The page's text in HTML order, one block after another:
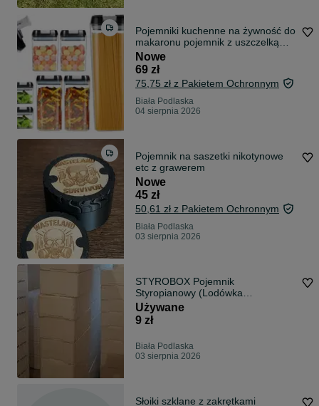
Pojemniki kuchenne na żywność do
makaronu pojemnik z uszczelką
zestaw 7 szt
Nowe
69 zł
75,75 zł z Pakietem Ochronnym
Biała Podlaska
04 sierpnia 2026
Pojemnik na saszetki nikotynowe
etc z grawerem
Nowe
45 zł
50,61 zł z Pakietem Ochronnym
Biała Podlaska
03 sierpnia 2026
STYROBOX Pojemnik
Styropianowy (Lodówka
samochodowa) Box Pudełko 60x40
Używane
9 zł
Biała Podlaska
03 sierpnia 2026
Słoiki szklane z zakrętkami